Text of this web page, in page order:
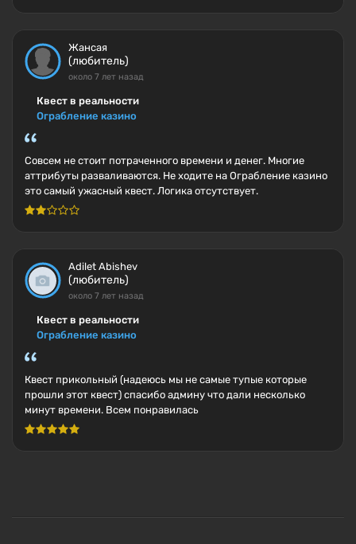
Жансая
(любитель)
около 7 лет назад
Квест в реальности
Ограбление казино
Совсем не стоит потраченного времени и денег. Многие
аттрибуты разваливаются. Не ходите на Ограбление казино
это самый ужасный квест. Логика отсутствует.
Adilet Abishev
(любитель)
около 7 лет назад
Квест в реальности
Ограбление казино
Квест прикольный (надеюсь мы не самые тупые которые
прошли этот квест) спасибо админу что дали несколько
минут времени. Всем понравилась